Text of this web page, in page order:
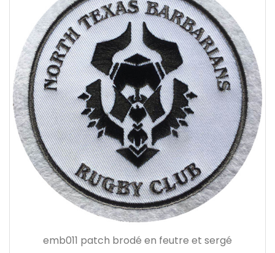
emb011 patch brodé en feutre et sergé